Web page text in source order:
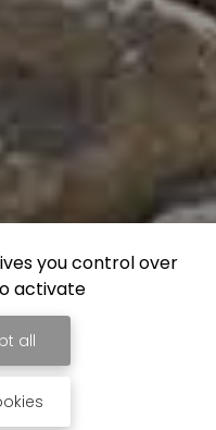
you control over
activate
all